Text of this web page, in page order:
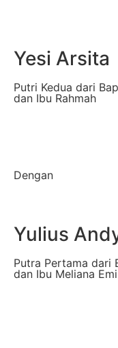
Yesi Arsita
Putri Kedua dari
dan Ibu Rahmah
Dengan
Yulius
Putra Pertama dari
dan Ibu Meliana Emi